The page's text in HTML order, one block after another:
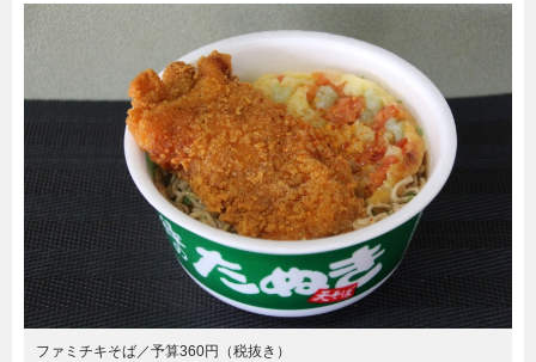
ファミチキそば／予算360円（税抜き）